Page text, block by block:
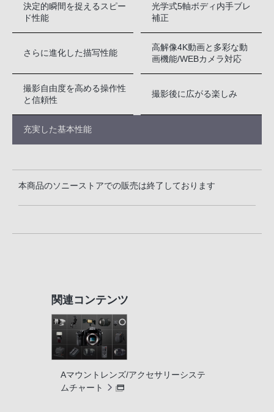
決定的瞬間を捉えるスピー
ド性能
光学式5軸ボディ内手ブレ
補正
さらに進化した描写性能
高解像4K動画と多彩な動
画機能/WEBカメラ対応
撮影自由度を高める操作性
と信頼性
撮影後に広がる楽しみ
充実した基本性能
本商品のソニーストアでの販売は終了しております
関連コンテンツ
Aマウントレンズ/アクセサリーシステ
ムチャート